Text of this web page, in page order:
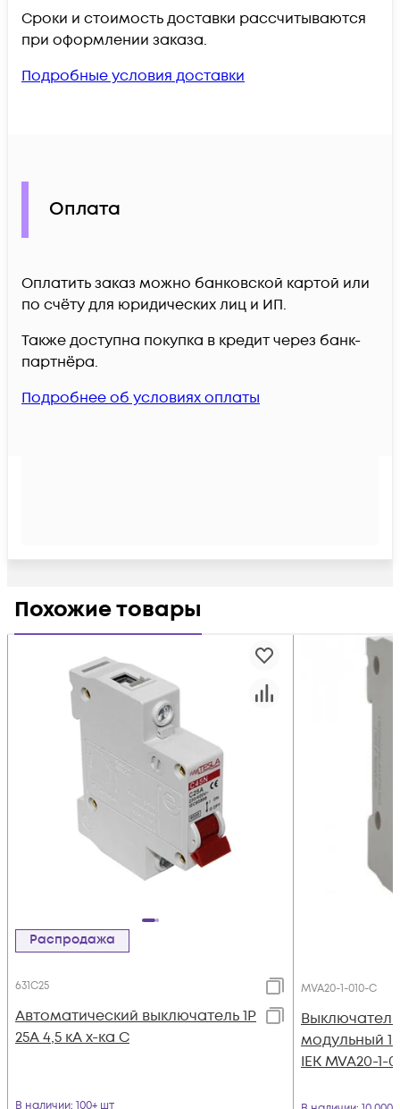
Сроки и стоимость доставки рассчитываются
при оформлении заказа.
Подробные условия доставки
Оплата
Оплатить заказ можно банковской картой или
по счёту для юридических лиц и ИП.
Также доступна покупка в кредит через банк-
партнёра.
Подробнее об условиях оплаты
Похожие товары
Распродажа
631C25
Автоматический выключатель 1Р
25А 4,5 кА х-ка С
MVA20-1-010-C
модульный
IEK MVA20-1-